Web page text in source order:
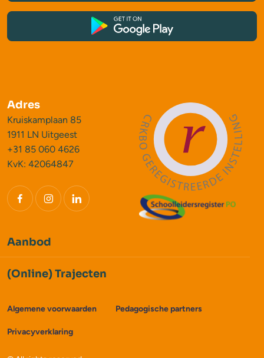
Adres
Kruiskamplaan 85
1911 LN Uitgeest
+31 85 060 4626
KvK: 42064847
Aanbod
(Online) Trajecten
Algemene voorwaarden Pedagogische partners
Privacyverklaring